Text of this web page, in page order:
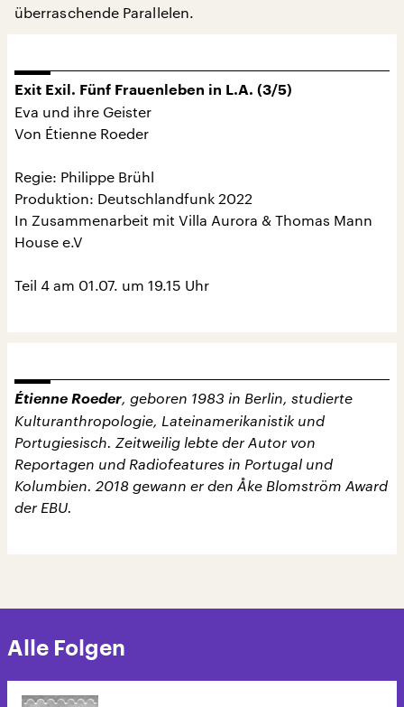
überraschende Parallelen.
Exit Exil. Fünf Frauenleben in L.A. (3/5)
Eva und ihre Geister
Von Étienne Roeder
Regie: Philippe Brühl
Produktion: Deutschlandfunk 2022
In Zusammenarbeit mit Villa Aurora & Thomas Mann
House e.V
Teil 4 am 01.07. um 19.15 Uhr
Étienne Roeder, geboren 1983 in Berlin, studierte
Kulturanthropologie, Lateinamerikanistik und
Portugiesisch. Zeitweilig lebte der Autor von
Reportagen und Radiofeatures in Portugal und
Kolumbien. 2018 gewann er den Åke Blomström Award
der EBU.
Alle Folgen